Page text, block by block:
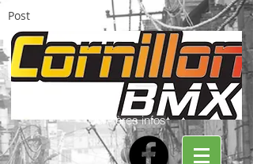
Post
Dernières infos